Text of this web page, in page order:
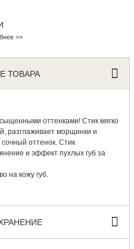
>>
ТОВАРА
оттенками! Стик мягко
разглаживает морщинки и
оттенок. Стик
и эффект пухлых губ за
на кожу губ.